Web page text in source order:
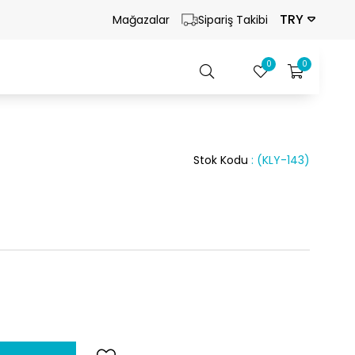
Mağazalar Sipariş Takibi TRY
0
0
(KLY-143)
Stok Kodu